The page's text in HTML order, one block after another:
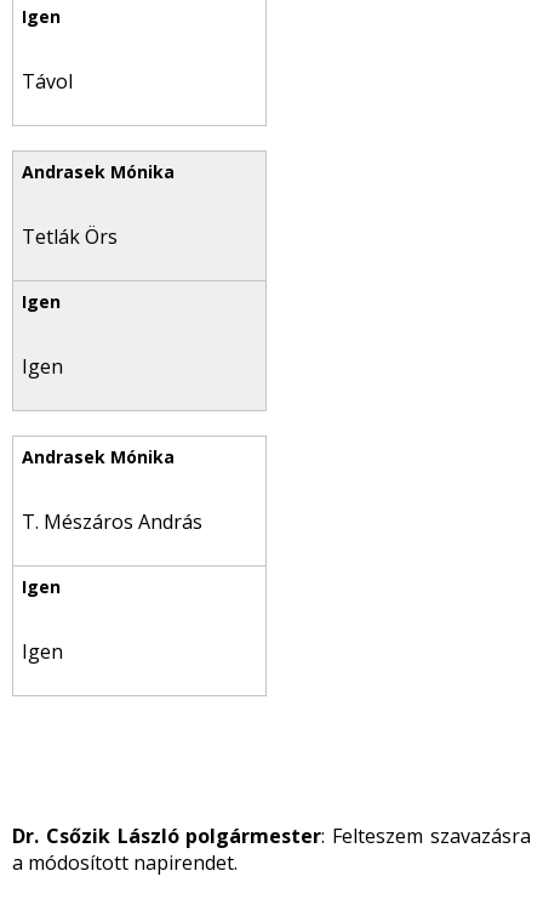
Távol
Tetlák Örs
Igen
T. Mészáros András
Igen
Dr. Csőzik László polgármester: Felteszem szavazásra
a módosított napirendet.